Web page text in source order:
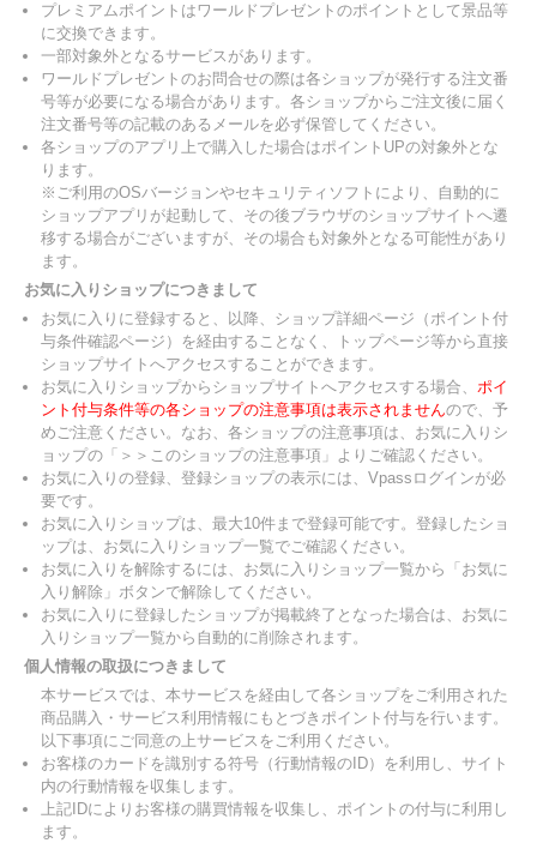
プレミアムポイントはワールドプレゼントのポイントとして景品等
に交換できます。
一部対象外となるサービスがあります。
ワールドプレゼントのお問合せの際は各ショップが発行する注文番
号等が必要になる場合があります。各ショップからご注文後に届く
注文番号等の記載のあるメールを必ず保管してください。
各ショップのアプリ上で購入した場合はポイントUPの対象外とな
ります。
※ご利用のOSバージョンやセキュリティソフトにより、自動的に
ショップアプリが起動して、その後ブラウザのショップサイトへ遷
移する場合がございますが、その場合も対象外となる可能性があり
ます。
お気に入りショップにつきまして
お気に入りに登録すると、以降、ショップ詳細ページ（ポイント付
与条件確認ページ）を経由することなく、トップページ等から直接
ショップサイトへアクセスすることができます。
お気に入りショップからショップサイトへアクセスする場合、 ポイ
ント付与条件等の各ショップの注意事項は表示されませんので、予
めご注意ください。なお、各ショップの注意事項は、お気に入りシ
ョップの「＞＞このショップの注意事項」よりご確認ください。
お気に入りの登録、登録ショップの表示には、Vpassログインが必
要です。
お気に入りショップは、最大10件まで登録可能です。登録したショ
ップは、お気に入りショップ一覧でご確認ください。
お気に入りを解除するには、お気に入りショップ一覧から「お気に
入り解除」ボタンで解除してください。
お気に入りに登録したショップが掲載終了となった場合は、お気に
入りショップ一覧から自動的に削除されます。
個人情報の取扱につきまして
本サービスでは、本サービスを経由して各ショップをご利用された
商品購入・サービス利用情報にもとづきポイント付与を行います。
以下事項にご同意の上サービスをご利用ください。
お客様のカードを識別する符号（行動情報のID）を利用し、サイト
内の行動情報を収集します。
上記IDによりお客様の購買情報を収集し、ポイントの付与に利用し
ます。